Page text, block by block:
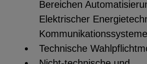
Bereichen
Elektrischer
Kommunikationssysteme
Technische